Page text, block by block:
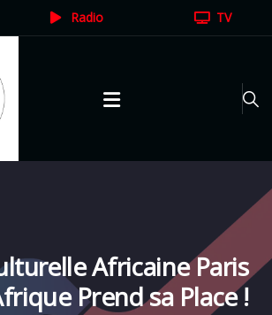
Radio TV
Africaine Paris
Prend sa Place !